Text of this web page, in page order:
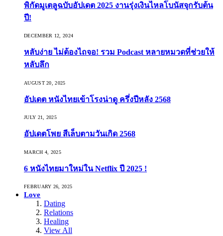
พิกัดมูเตลูฉบับอัปเดต 2025 งานรุ่งเงินไหลโบนัสจุกรับต้น
ปี!
DECEMBER 12, 2024
หลับง่าย ไม่ต้องไถจอ! รวม Podcast หลายหมวดที่ช่วยให้
หลับลึก
AUGUST 20, 2025
อัปเดต หนังไทยเข้าโรงน่าดู ครึ่งปีหลัง 2568
JULY 21, 2025
อัปเดตโพย สีเล็บตามวันเกิด 2568
MARCH 4, 2025
6 หนังไทยมาใหม่ใน Netflix ปี 2025 !
FEBRUARY 26, 2025
Love
Dating
Relations
Healing
View All